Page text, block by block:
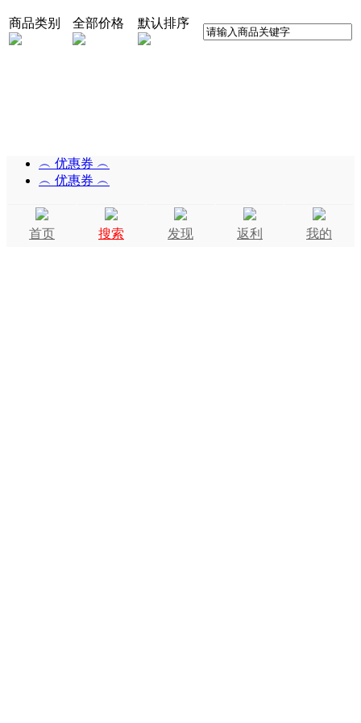
商品类别 全部价格 默认排序
︵ 优惠券 ︵
︵ 优惠券 ︵
首页 搜索 发现 返利 我的